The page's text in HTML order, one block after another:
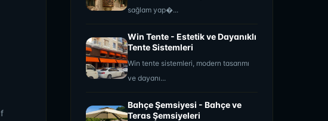
sağlam yap�...
Win Tente - Estetik ve Dayanıklı
Tente Sistemleri
Win tente sistemleri, modern tasarımı
ve dayanı...
Bahçe Şemsiyesi - Bahçe ve
Teras Şemsiyeleri